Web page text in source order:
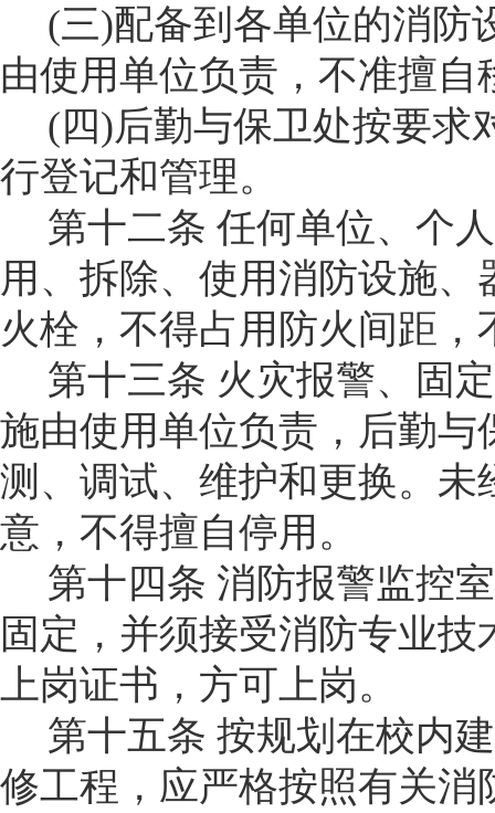
(三)配备到各单位的消防
由使用单位负责，不准擅自
( 四)后勤与保卫处按要求
行登记和管理。
第十二条 任何单位、个
用、拆除、使用消防设施
火栓，不得占用防火间距
第十三条 火灾报警、固
施由使用单位负责， 后勤与
测、调试、维护和更换。未
意，不得擅自停用。
第十四条 消防报警监控
固定，并须接受消防专业
上岗证书，方可上岗。
第十五条 按规划在校内
修工程，应严格按照有关消